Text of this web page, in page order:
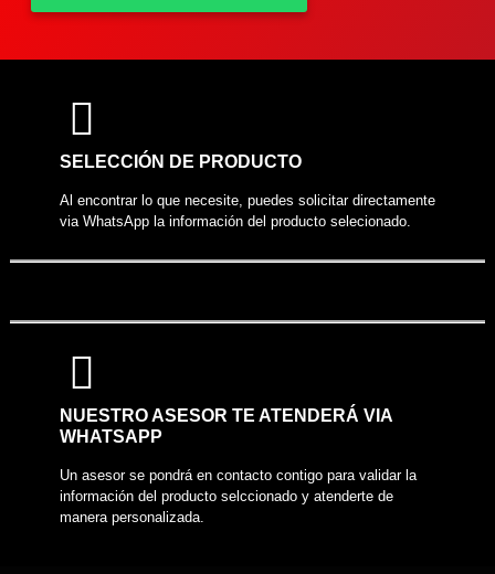
COMPARTIR PRODUCTO
SELECCIÓN DE PRODUCTO
Al encontrar lo que necesite, puedes solicitar directamente
via WhatsApp la información del producto selecionado.
NUESTRO ASESOR TE ATENDERÁ VIA
WHATSAPP
Un asesor se pondrá en contacto contigo para validar la
información del producto selccionado y atenderte de
manera personalizada.